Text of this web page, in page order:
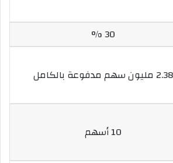
30 %
2.38 مليون سهم مدفوعة بالكامل
10 أسهم